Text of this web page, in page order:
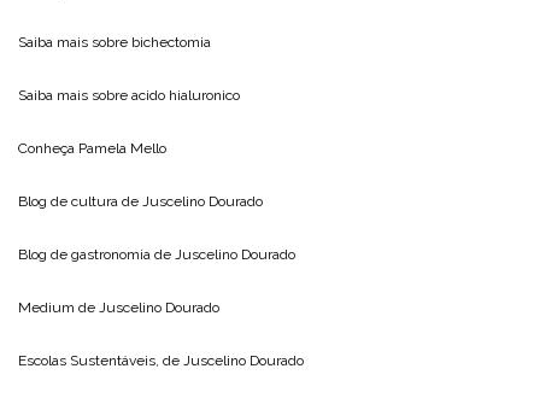
Saiba mais sobre bichectomia
Saiba mais sobre acido hialuronico
Conheça Pamela Mello
Blog de cultura de Juscelino Dourado
Blog de gastronomia de Juscelino Dourado
Medium de Juscelino Dourado
Escolas Sustentáveis, de Juscelino Dourado